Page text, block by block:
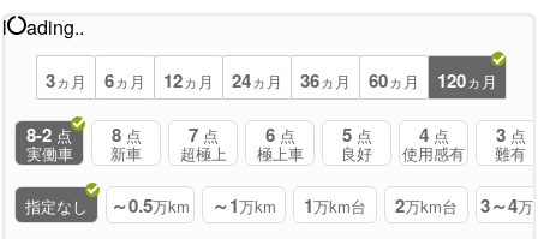
l ading..
3ヵ月 6ヵ月 12ヵ月 24ヵ月 36ヵ月 60ヵ月 120ヵ月
8-2 点
実働車
8 点
新車
7 点
超極上
6 点
極上車
5 点
良好
4 点
使用感有
3 点
難有
指定なし ～0.5万km ～1万km 1万km台 2万km台 3～4万